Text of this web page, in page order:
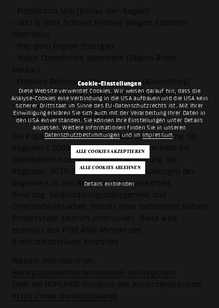
Cookie-Einstellungen
Diese Website verwendet Cookies. Wir weisen darauf hin, dass die
Analyse-Cookies eine Verbindung in die USA aufbauen und die USA kein
sicherer Drittstaat im Sinne des EU-Datenschutzrechts ist. Mit Ihrer
Einwilligung erklären Sie sich auch mit der Verarbeitung Ihrer Daten in
den USA einverstanden. Sie können Ihre Einstellungen unter Details
anpassen. Weitere Informationen finden Sie in unseren
Datenschutzbestimmungenund imImpressum .
Details einblenden
• Popbastion Ulm (Donau-Iller-Region)
• Jazz & Rock Schulen Freiburg (Region Südlicher
Oberrhein)
• Pop-Büro Region Stuttgart
• Music Commission Mannheim (Region Rhein-
Neckar)
• Popbüro Bodensee-Oberschwaben (Ravensburg)
• Popnetz Karlsruhe (Region Mittlerer Oberrhein)
• Popbüro Neckar-Alb (Reutlingen)
• Popbüro Heilbronn-Franken
Die Popakademie übernimmt seit der Gründung des
RegioNets 2003 im Auftrag des Ministeriums die
landesweite Koordination und Begleitung der
Regionen. 2025/2026 werden die Bemühungen des
RegioNets in den Bereichen Netzwerkarbeit,
Beratung, Veranstaltungsmanagement und
Öffentlichkeitsarbeit mittels einer befristeten halben
Projektstelle deutlich intensiviert. Diese wird
ebenfalls aus POPLÄND-Mitteln des
Kunstministeriums finanziert.
Weitere Informationen:
www.popakademie.de/de/ueber-uns/regionet/
Über die POPLÄND-Initiative des Kunstministeriums:
https://mwk-bw.de/poplaend